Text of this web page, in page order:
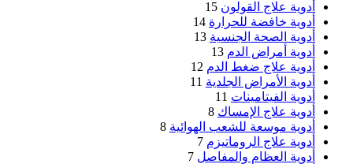
أدوية علاج القولون 15
أدوية خافضة للحرارة 14
أدوية الصحة الجنسية 13
أدوية أمراض الدم 13
أدوية علاج ضغط الدم 12
أدوية الأمراض الجلدية 11
أدوية الفيتامينات 11
أدوية علاج الإمساك 8
أدوية موسعة للشعب الهوائية 8
أدوية علاج الروماتيزم 7
أدوية العظام والمفاصل 7